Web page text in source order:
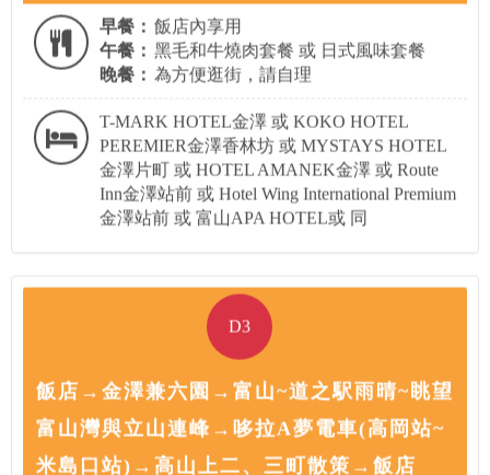
早餐： 飯店內享用
午餐： 黑毛和牛燒肉套餐 或 日式風味套餐
晚餐： 為方便逛街，請自理
T-MARK HOTEL金澤 或 KOKO HOTEL
PEREMIER金澤香林坊 或 MYSTAYS HOTEL
金澤片町 或 HOTEL AMANEK金澤 或 Route
Inn金澤站前 或 Hotel Wing International Premium
金澤站前 或 富山APA HOTEL或 同
D3
飯店→金澤兼六園→富山~道之駅雨晴~眺望
富山灣與立山連峰→哆拉A夢電車(高岡站~
米島口站)→高山上二、三町散策→飯店